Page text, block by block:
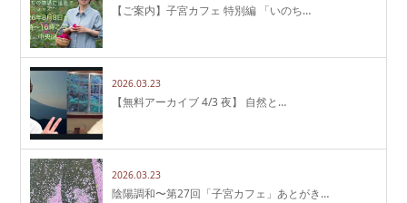
【ご案内】子宮カフェ 特別編 「いのち…
2026.03.23
【無料アーカイブ 4/3 夜】 自然と…
2026.03.23
陰陽調和〜第27回「子宮カフェ」あとがき…